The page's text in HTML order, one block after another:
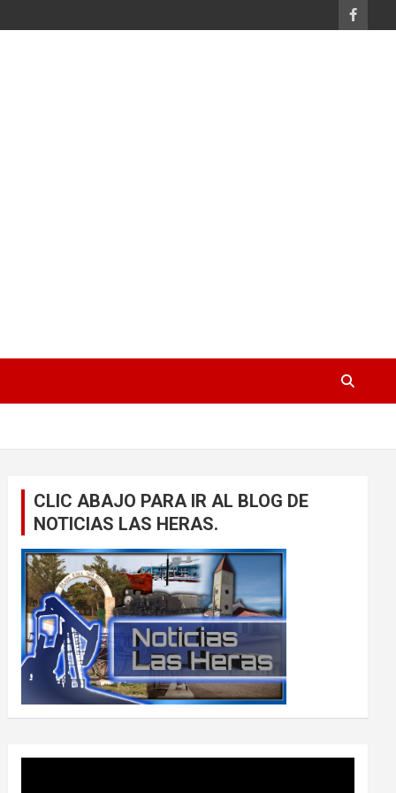
CLIC ABAJO PARA IR AL BLOG DE
NOTICIAS LAS HERAS.